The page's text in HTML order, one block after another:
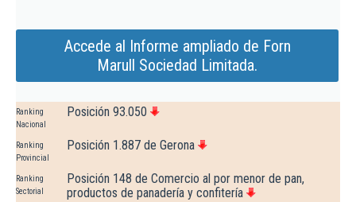
Accede al Informe ampliado de Forn
Marull Sociedad Limitada.
Ranking
Nacional
Posición 93.050
Ranking
Provincial
Posición 1.887 de Gerona
Ranking
Sectorial
Posición 148 de Comercio al por menor de pan,
productos de panadería y confitería